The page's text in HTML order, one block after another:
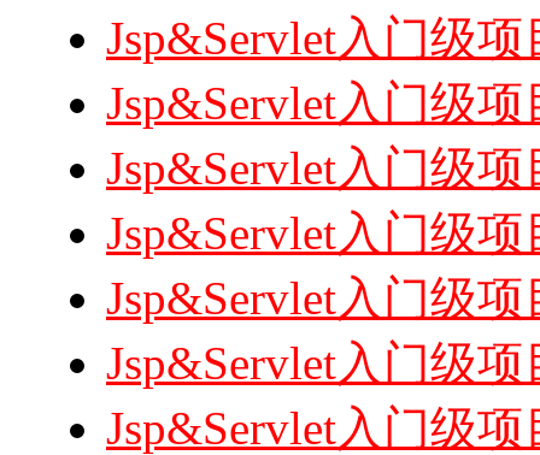
Jsp&Servlet入门级
Jsp&Servlet入门级
Jsp&Servlet入门级
Jsp&Servlet入门级
Jsp&Servlet入门级
Jsp&Servlet入门级
Jsp&Servlet入门级